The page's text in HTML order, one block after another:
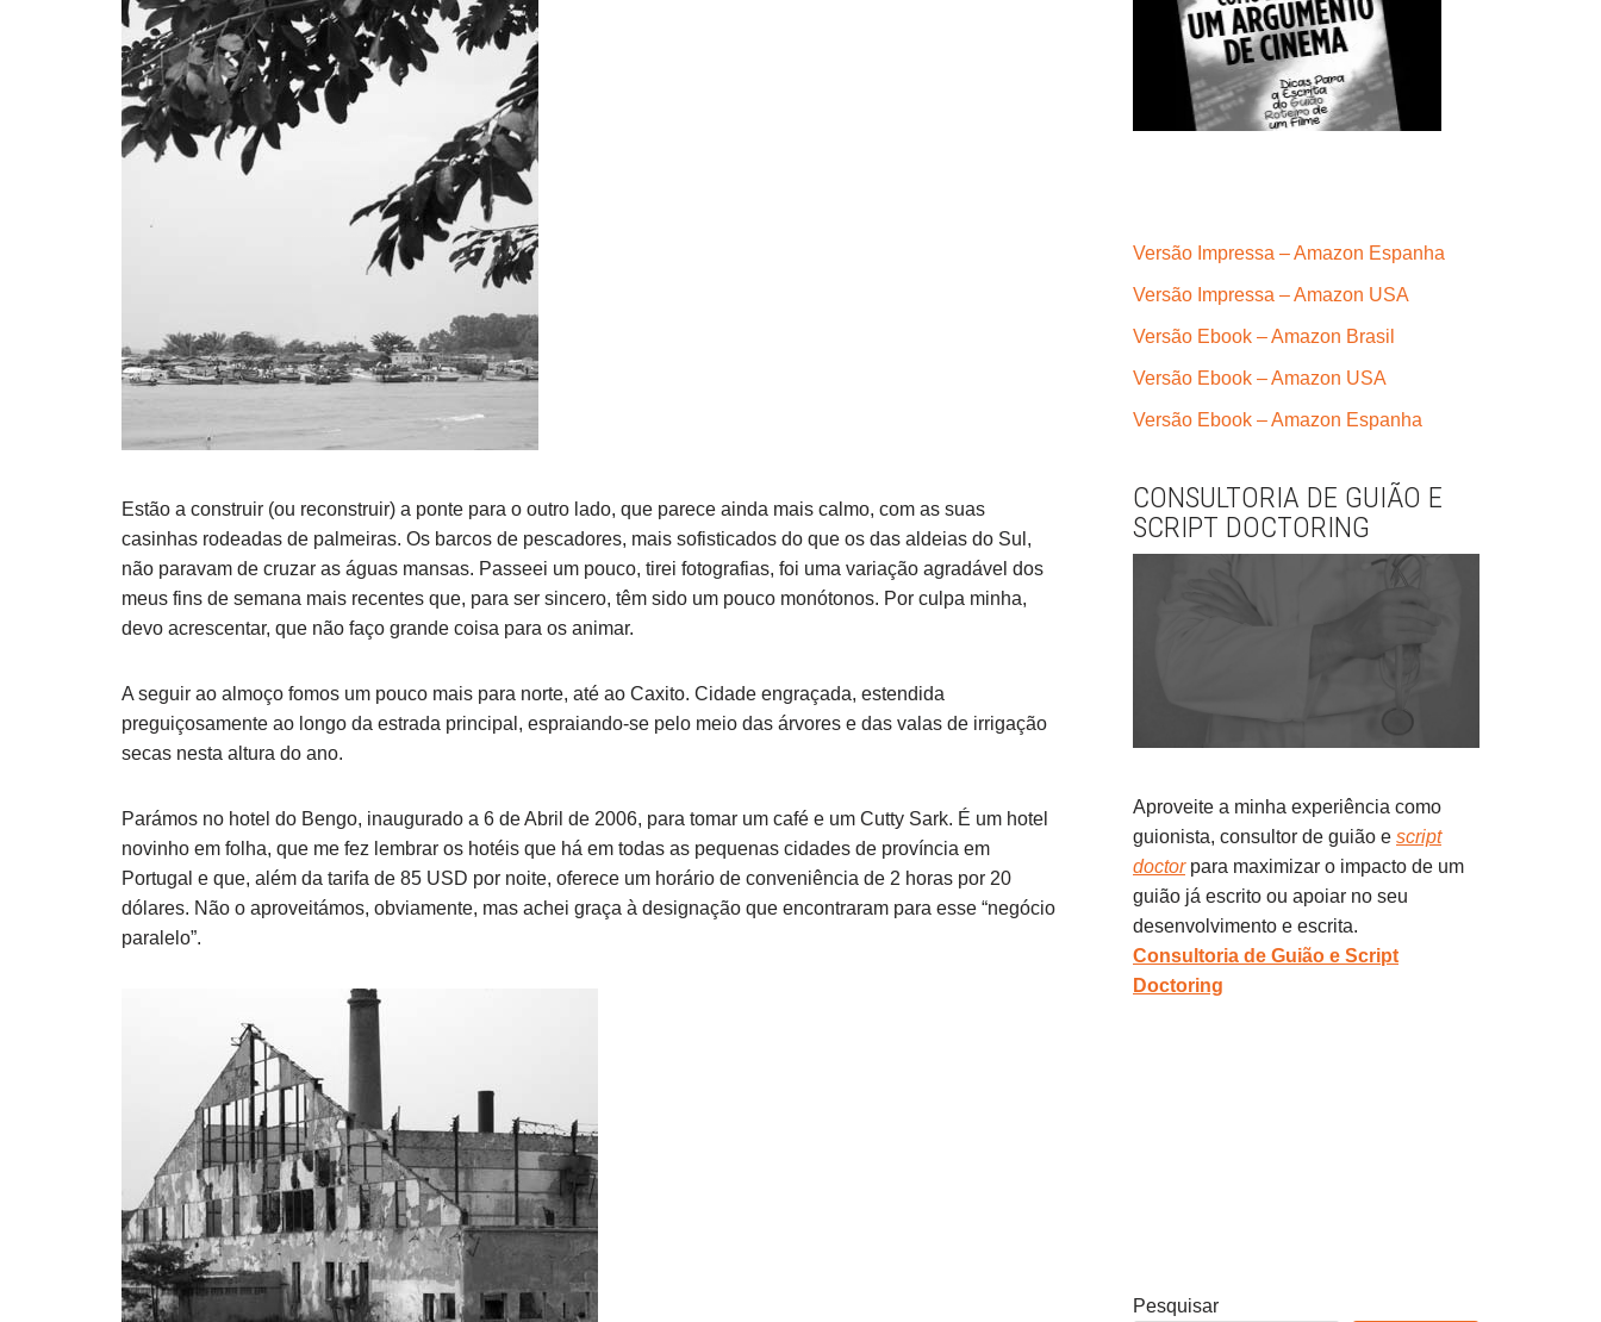
Estão a construir (ou reconstruir) a ponte para o outro lado, que parece ainda mais calmo, com as suas
casinhas rodeadas de palmeiras. Os barcos de pescadores, mais sofisticados do que os das aldeias do Sul,
não paravam de cruzar as águas mansas. Passeei um pouco, tirei fotografias, foi uma variação agradável dos
meus fins de semana mais recentes que, para ser sincero, têm sido um pouco monótonos. Por culpa minha,
devo acrescentar, que não faço grande coisa para os animar.
A seguir ao almoço fomos um pouco mais para norte, até ao Caxito. Cidade engraçada, estendida
preguiçosamente ao longo da estrada principal, espraiando-se pelo meio das árvores e das valas de irrigação
secas nesta altura do ano.
Parámos no hotel do Bengo, inaugurado a 6 de Abril de 2006, para tomar um café e um Cutty Sark. É um hotel
novinho em folha, que me fez lembrar os hotéis que há em todas as pequenas cidades de proví­ncia em
Portugal e que, além da tarifa de 85 USD por noite, oferece um horário de conveniência de 2 horas por 20
dólares. Não o aproveitámos, obviamente, mas achei graça à designação que encontraram para esse “negócio
paralelo”.
Versão Impressa – Amazon Espanha
Versão Impressa – Amazon USA
Versão Ebook – Amazon Brasil
Versão Ebook – Amazon USA
Versão Ebook – Amazon Espanha
CONSULTORIA DE GUIÃO E
SCRIPT DOCTORING
Aproveite a minha experiência como
guionista, consultor de guião e script
doctorpara maximizar o impacto de um
guião já escrito ou apoiar no seu
desenvolvimento e escrita.
Consultoria de Guião e Script
Doctoring
Pesquisar